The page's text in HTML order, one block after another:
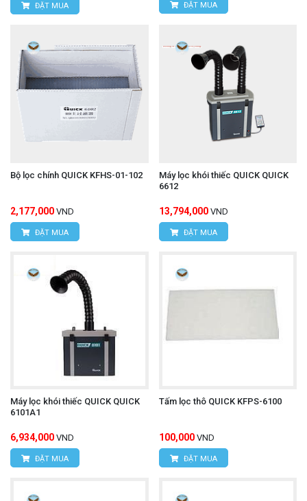
ĐẶT MUA ĐẶT MUA
Bộ lọc chính QUICK KFHS-01-102
2,177,000 VND
ĐẶT MUA
Máy lọc khói thiếc QUICK QUICK
6612
13,794,000 VND
ĐẶT MUA
Máy lọc khói thiếc QUICK QUICK
6101A1
6,934,000 VND
ĐẶT MUA
Tấm lọc thô QUICK KFPS-6100
100,000 VND
ĐẶT MUA